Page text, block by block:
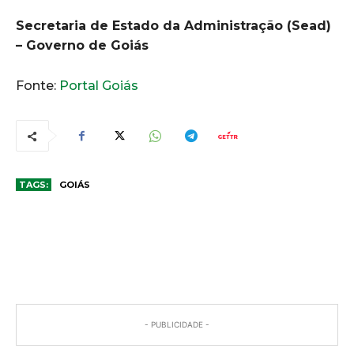
Secretaria de Estado da Administração (Sead)
– Governo de Goiás
Fonte: Portal Goiás
TAGS: GOIÁS
- PUBLICIDADE -